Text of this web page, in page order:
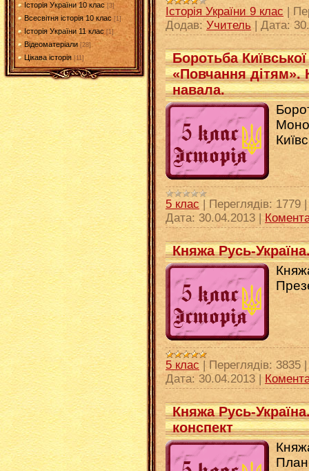
Історія України 10 клас [3]
Всесвітня історія 10 клас [1]
Історія України 11 клас [1]
Відеоматеріали [28]
Цікава історія [11]
Історія України 9 клас
Додав: Учитель| Дата:
Боротьба
«Повчання дітям».
навала.
5 клас Переглядів: 1779
Дата: 30.04.2013 |
Княжа Русь-
5 клас | Переглядів: 3835
Дата: 30.04.2013
Княжа Русь-
конспект